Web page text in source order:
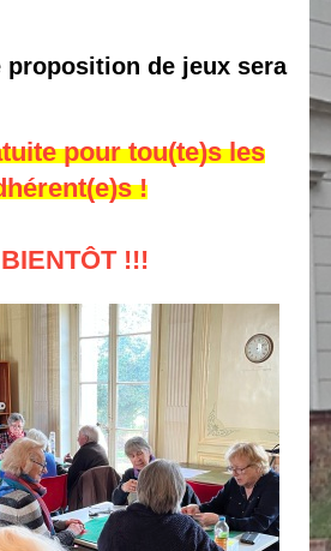
proposition de jeux sera
pour tou(te)s les
!
!!!